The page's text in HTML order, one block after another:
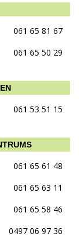
061 65 81 67
061 65 50 29
061 53 51 15
061 65 61 48
061 65 63 11
061 65 58 46
0497 06 97 36